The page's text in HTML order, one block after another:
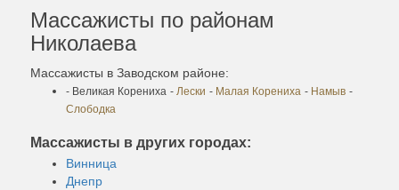
Массажисты по районам
Николаева
Массажисты в Заводском районе:
- Великая Корениха - Лески - Малая Корениха - Намыв -
Слободка
Массажисты в других городах:
Винница
Днепр